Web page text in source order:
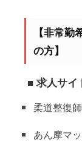
【非常
の方】
■ 求人サイ
柔道整復
あん摩マ